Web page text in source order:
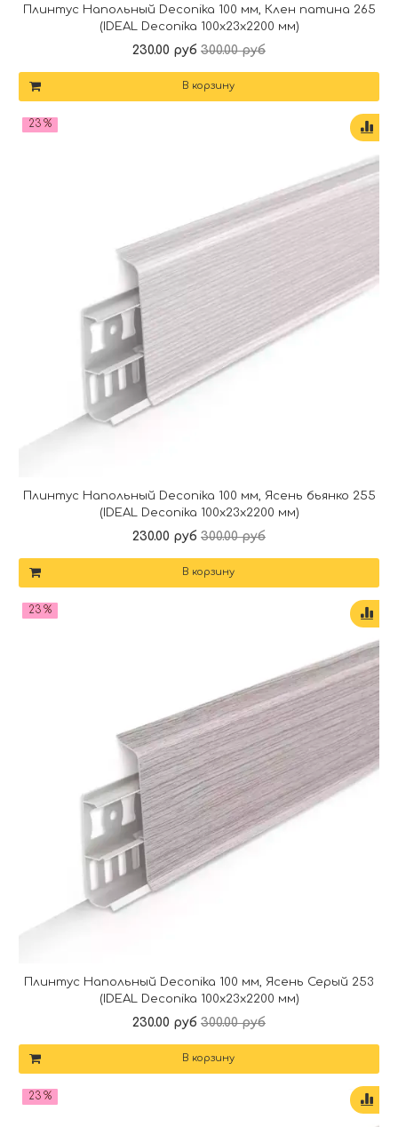
Плинтус Напольный Deconika 100 мм, Клен патина 265
(IDEAL Deconika 100х23х2200 мм)
230.00 руб 300.00 руб
В корзину
23 %
Плинтус Напольный Deconika 100 мм, Ясень бьянко 255
(IDEAL Deconika 100х23х2200 мм)
230.00 руб 300.00 руб
В корзину
23 %
Плинтус Напольный Deconika 100 мм, Ясень Серый 253
(IDEAL Deconika 100х23х2200 мм)
230.00 руб 300.00 руб
В корзину
23 %